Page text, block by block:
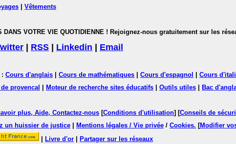
Vêtements
DANS VOTRE VIE QUOTIDIENNE ! Rejoignez-nous gratuitement sur les
RSS Linkedin Email
: Cours d'anglais Cours de mathématiques Cours d'espagnol Cours
provencal Moteur de recherche sites éducatifs Outils utiles Bac
plus, Aide, Contactez-nous [Conditions d'utilisation] [Conseils de
un huissier de justice
Mentions légales / Vie privée / Cookies. [Modifier
Livre d'or Partager sur les réseaux